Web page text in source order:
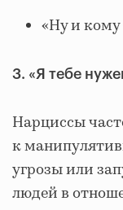
«Ну и
3. «Я тебе
Нарциссы
к
угрозы или
людей в